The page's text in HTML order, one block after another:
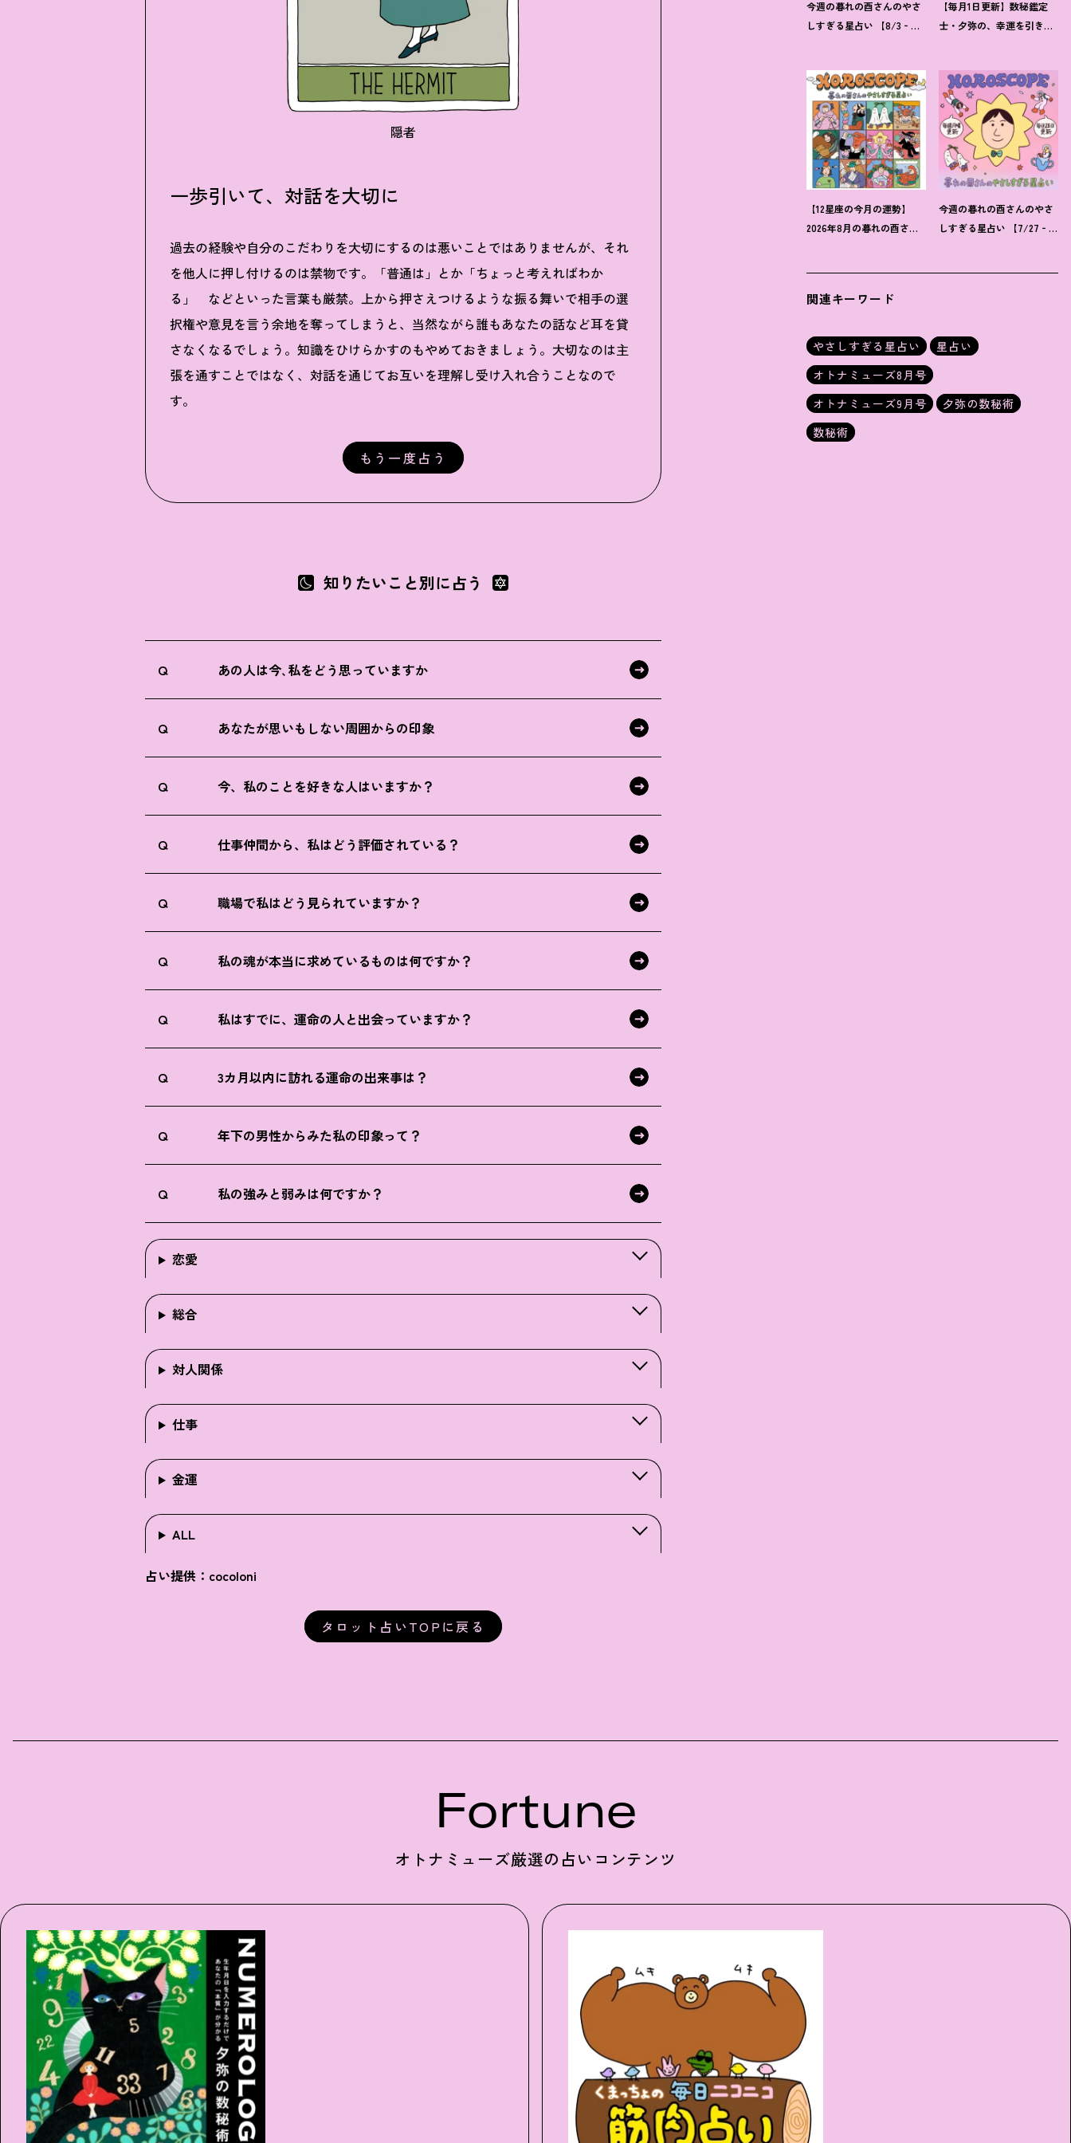
隠者
一歩引いて、対話を大切に
過去の経験や自分のこだわりを大切にするのは悪いことではありませんが、それ
を他人に押し付けるのは禁物です。「普通は」とか「ちょっと考えればわか
る」 などといった言葉も厳禁。上から押さえつけるような振る舞いで相手の選
択権や意見を言う余地を奪ってしまうと、当然ながら誰もあなたの話など耳を貸
さなくなるでしょう。知識をひけらかすのもやめておきましょう。大切なのは主
張を通すことではなく、対話を通じてお互いを理解し受け入れ合うことなので
す。
もう一度占う
知りたいこと別に占う
Q あの人は今､私をどう思っていますか
Q あなたが思いもしない周囲からの印象
Q 今、私のことを好きな人はいますか？
Q 仕事仲間から、私はどう評価されている？
Q 職場で私はどう見られていますか？
Q 私の魂が本当に求めているものは何ですか？
Q 私はすでに、運命の人と出会っていますか？
Q 3カ月以内に訪れる運命の出来事は？
Q 年下の男性からみた私の印象って？
Q 私の強みと弱みは何ですか？
恋愛
総合
対人関係
仕事
金運
ALL
占い提供：cocoloni
タロット占いTOPに戻る
今週の暮れの酉さんのやさ
しすぎる星占い 【8/3‐
【毎月1日更新】数秘鑑定
士・夕弥の、幸運を引き寄
【12星座の今月の運勢】
2026年8月の暮れの酉さん
今週の暮れの酉さんのやさ
しすぎる星占い 【7/27‐
関連キーワード
やさしすぎる星占い
星占い
オトナミューズ8月号
オトナミューズ9月号
夕弥の数秘術
数秘術
Fortune
オトナミューズ厳選の占いコンテンツ